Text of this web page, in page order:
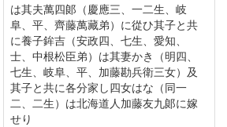
は其夫萬四郞（慶應三、一二生、岐
阜、平、齊藤萬藏弟）に從ひ其子と共
に養子鉾吉（安政四、七生、愛知、
士、中根松臣弟）は其妻かき（明四、
七生、岐阜、平、加藤勘兵衛三女）及
其子と共に各分家し四女はな（同一
二、二生）は北海道人加藤友九郞に嫁
せり